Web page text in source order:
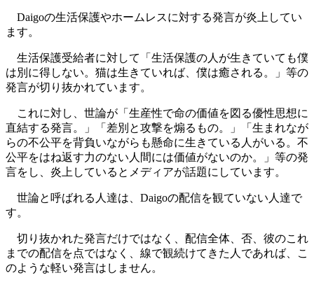
Daigoの生活保護やホームレスに対する発言が炎上してい
ます。
生活保護受給者に対して「生活保護の人が生きていても僕
は別に得しない。猫は生きていれば、僕は癒される。」等の
発言が切り抜かれています。
これに対し、世論が「生産性で命の価値を図る優性思想に
直結する発言。」「差別と攻撃を煽るもの。」「生まれなが
らの不公平を背負いながらも懸命に生きている人がいる。不
公平をはね返す力のない人間には価値がないのか。」等の発
言をし、炎上しているとメディアが話題にしています。
世論と呼ばれる人達は、Daigoの配信を観ていない人達で
す。
切り抜かれた発言だけではなく、配信全体、否、彼のこれ
までの配信を点ではなく、線で観続けてきた人であれば、こ
のような軽い発言はしません。